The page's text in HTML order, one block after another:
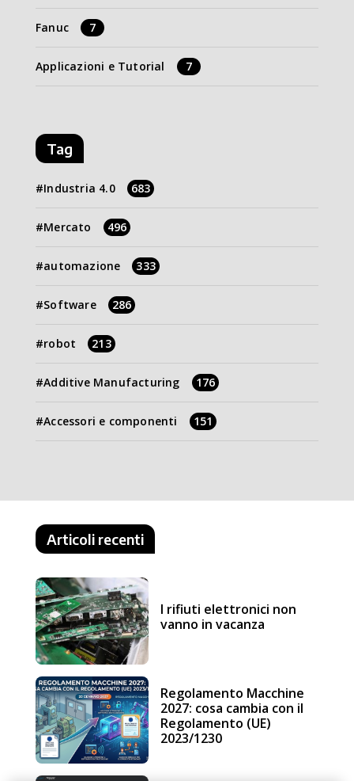
Fanuc 7
Applicazioni e Tutorial 7
Tag
Industria 4.0 683
Mercato 496
automazione 333
Software 286
robot 213
Additive Manufacturing 176
Accessori e componenti 151
Articoli recenti
I rifiuti elettronici non
vanno in vacanza
Regolamento Macchine
2027: cosa cambia con il
Regolamento (UE)
2023/1230